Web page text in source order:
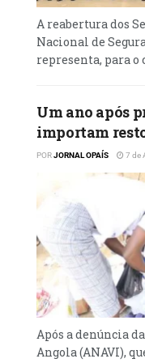
a sua real
que toca à
Nos últimos
milho, feijão,
comprometidas,
espera.
Para o produtor
Karitoko, o
trabalho que
incentivo, tanto
para os
“Porque o que
apoio para
possam
A reabertura dos
Nacional de
representa, para o
Um ano após
importam
PORJORNAL OPAÍS 7 de
Após a denúncia
Angola (ANAVI),